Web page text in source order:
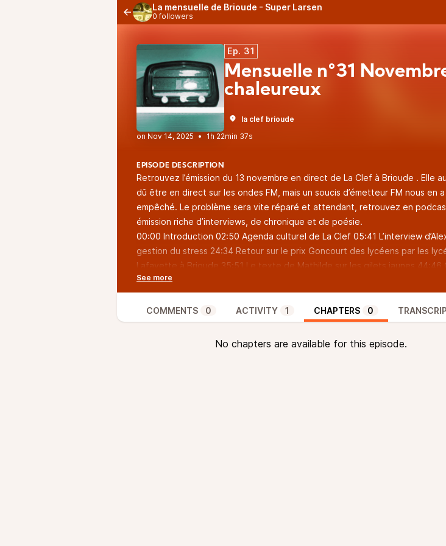
La mensuelle de Brioude - Super Larsen
0 followers
Ep. 31
Mensuelle n°31
chaleureux
la clef brioude
•
1h 22min 37s
EPISODE DESCRIPTION
Retrouvez l’émission du 13 novembre en direct de La Clef à Brioude . Elle
dû être en direct sur les ondes FM, mais un soucis d’émetteur FM nous en a
empêché. Le problème sera vite réparé et attendant, retrouvez en
émission riche d’interviews, de chronique et de poésie.
00:00 Introduction 02:50 Agenda culturel de La Clef 05:41 L’interview
gestion du stress 24:34 Retour sur le prix Goncourt des lycéens par les
Lafayette à Brioude 35:51 Le texte de Mathilde sur les gilets jaunes 44:46
mené un travail de fonds pour enquêter sur l’histoire de la radio locale dans
brivadois. 01:04:38 Le point de vue de Mousse 01:10:58 Le texte de
musique sur l’hypersensibilité
N’hésitez pas à nous écrire àcontact@lacalligramme.frsi vous souhaitez
participer à l’émission.
COMMENTS 0 ACTIVITY 1 CHAPTERS 0
No chapters are available for this episode.